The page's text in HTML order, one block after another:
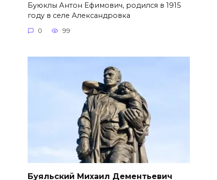
Буюклы Антон Ефимович, родился в 1915
году в селе Александровка
0 99
Буяльский Михаил Дементьевич